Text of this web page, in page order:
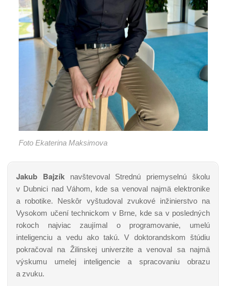
Foto Ekaterina Maksimova
Jakub Bajzíknavštevoval Strednú priemyselnú školu
v Dubnici nad Váhom, kde sa venoval najmä elektronike
a robotike. Neskôr vyštudoval zvukové inžinierstvo na
Vysokom učení technickom v Brne, kde sa v posledných
rokoch najviac zaujímal o programovanie, umelú
inteligenciu a vedu ako takú. V doktorandskom štúdiu
pokračoval na Žilinskej univerzite a venoval sa najmä
výskumu umelej inteligencie a spracovaniu obrazu
a zvuku.